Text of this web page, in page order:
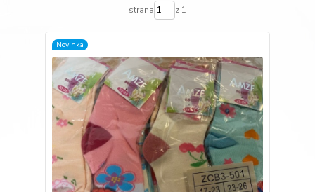
strana z 1
Novinka